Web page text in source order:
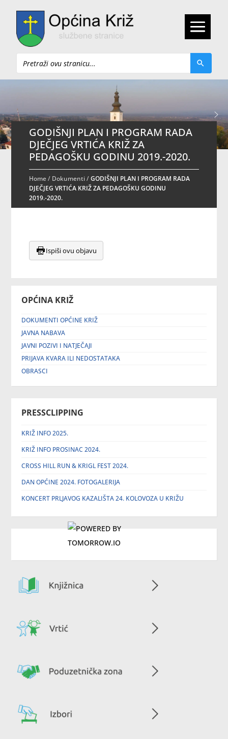
Pretraži
OPĆINA KRIŽ
DOKUMENTI OPĆINE KRIŽ
JAVNA NABAVA
JAVNI POZIVI I NATJEČAJI
PRIJAVA KVARA ILI NEDOSTATAKA
OBRASCI
PRESSCLIPPING
KRIŽ INFO 2025.
KRIŽ INFO PROSINAC 2024.
CROSS HILL RUN & KRIGL FEST 2024.
DAN OPĆINE 2024. FOTOGALERIJA
KONCERT PRLJAVOG KAZALIŠTA 24. KOLOVOZA U KRIŽU
GODIŠNJI PLAN I PROGRAM RADA
DJEČJEG VRTIĆA KRIŽ ZA
PEDAGOŠKU GODINU 2019.-2020.
Home/ Dokumenti/GODIŠNJI PLAN I PROGRAM RADA
DJEČJEG VRTIĆA KRIŽ ZA PEDAGOŠKU GODINU
2019.-2020.
Ispiši ovu objavu